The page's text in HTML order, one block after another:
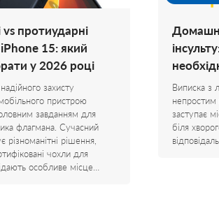
протиударні
15: який
у 2026 році
захисту
пристрою
завданням для
флагмана. Сучасний
різноманітні рішення,
чохли для
особливе місце…
Виписка з
непростим
заступає
біля